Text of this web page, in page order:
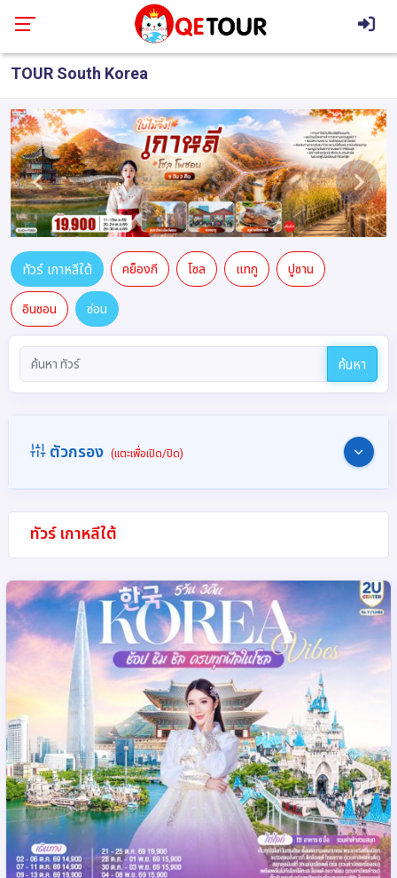
TOUR South Korea
ทัวร์ เกาหลีใต้ คย็องกี โซล แทกู ปูซาน
อินชอน ซ่อน
ค้นหา
ตัวกรอง (แตะเพื่อเปิด/ปิด)
ทัวร์ เกาหลีใต้